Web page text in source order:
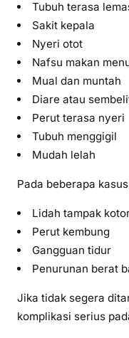
Tubuh terasa
Sakit kepala
Nyeri otot
Nafsu makan
Mual dan muntah
Diare atau
Perut terasa nyeri
Tubuh menggigil
Mudah lelah
Pada beberapa
Lidah tampak
Perut kembung
Gangguan tidur
Penurunan berat
Jika tidak segera
komplikasi serius